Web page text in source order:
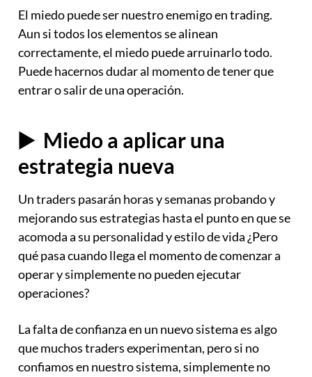
El miedo puede ser nuestro enemigo en trading.
Aun si todos los elementos se alinean
correctamente, el miedo puede arruinarlo todo.
Puede hacernos dudar al momento de tener que
entrar o salir de una operación.
▶️ Miedo a aplicar una
estrategia nueva
Un traders pasarán horas y semanas probando y
mejorando sus estrategias hasta el punto en que se
acomoda a su personalidad y estilo de vida ¿Pero
qué pasa cuando llega el momento de comenzar a
operar y simplemente no pueden ejecutar
operaciones?
La falta de confianza en un nuevo sistema es algo
que muchos traders experimentan, pero si no
confiamos en nuestro sistema, simplemente no